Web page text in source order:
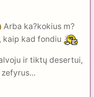
Arba ka?kokius m?
kaip kad fondiu
ir tiktų desertui,